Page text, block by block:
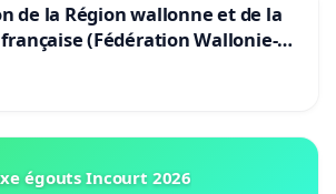
de la Région wallonne et de la
(Fédération Wallonie-
égouts Incourt 2026